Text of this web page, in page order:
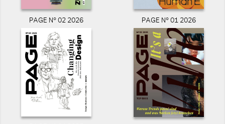
PAGE N° 02 2026 PAGE N° 01 2026